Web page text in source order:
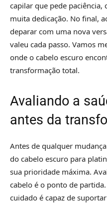
capilar que pede paciência,
muita dedicação. No final,
deparar com uma nova
valeu cada passo. Vamos
onde o cabelo escuro
transformação total.
Avaliando a
antes da
Antes de qualquer
do cabelo escuro para
sua prioridade máxima.
cabelo é o ponto de
cuidado é capaz de